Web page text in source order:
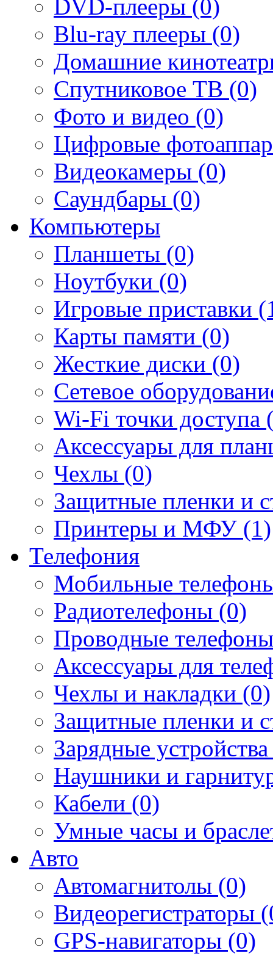
DVD-плееры (0)
Blu-ray плееры (0)
Домашние
Спутниковое ТВ (0)
Фото и видео (0)
Цифровые
Видеокамеры (0)
Саундбары (0)
Компьютеры
Планшеты (0)
Ноутбуки (0)
Игровые приставки
Карты памяти (0)
Жесткие диски (0)
Сетевое
Wi-Fi точки доступа
Аксессуары для
Чехлы (0)
Защитные пленки и
Принтеры и МФУ (1)
Телефония
Мобильные
Радиотелефоны (0)
Проводные
Аксессуары для
Чехлы и накладки (0)
Защитные пленки и
Зарядные
Наушники и
Кабели (0)
Умные часы и
Авто
Автомагнитолы (0)
Видеорегистраторы
GPS-навигаторы (0)